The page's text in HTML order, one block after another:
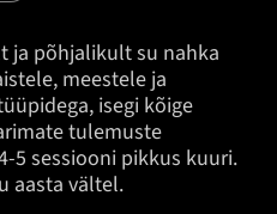
ja põhjalikult su nahka
meestele ja
isegi kõige
tulemuste
5 sessiooni pikkus kuuri.
aasta vältel.